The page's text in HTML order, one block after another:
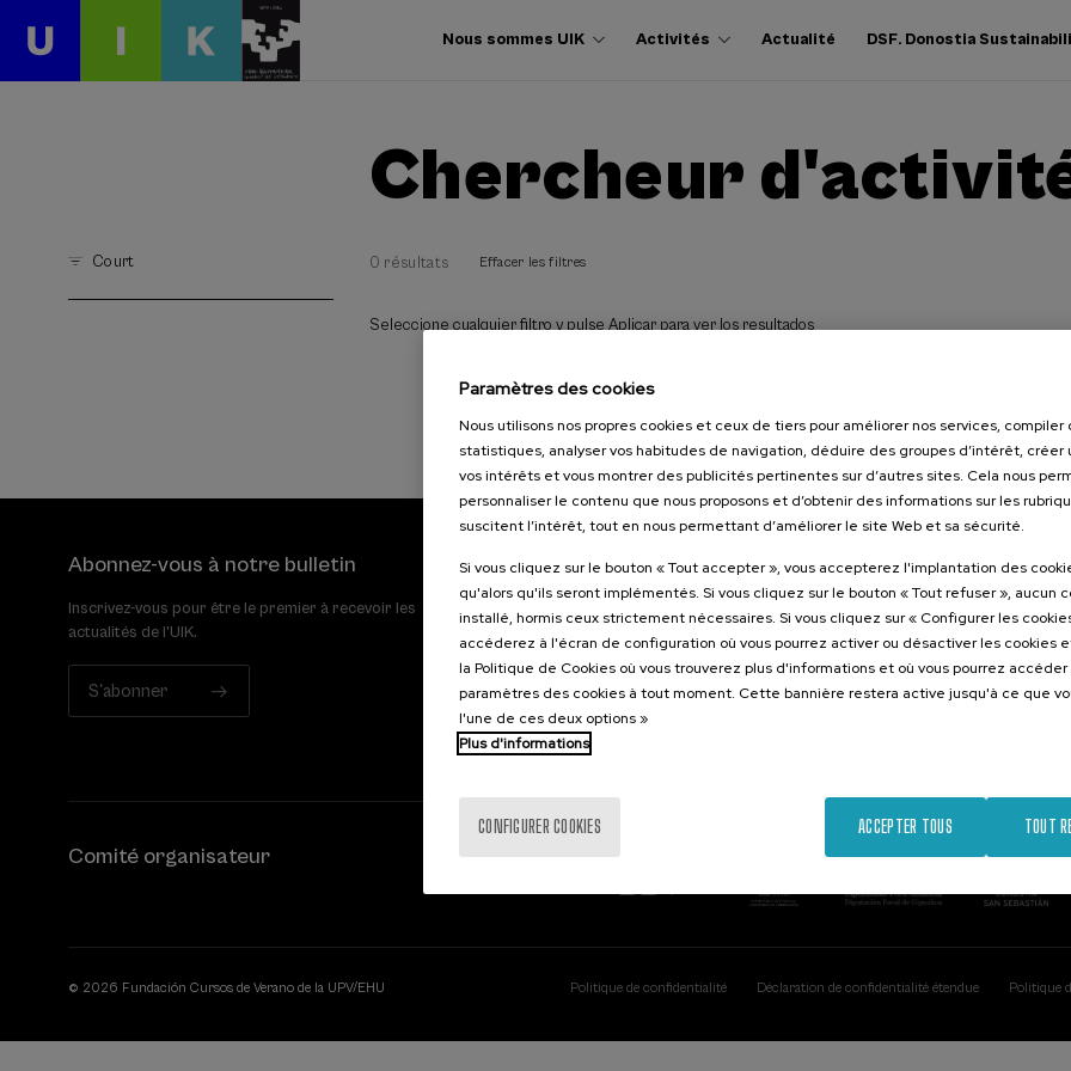
Nous sommes UIK Activités Actualité DSF. Donostia
Chercheur
Court 0 résultats Effacer les filtres
Seleccione cualquier filtro y pulse Aplicar para ver los resultados
Abonnez-vous à notre bulletin
Inscrivez-vous pour être le premier à recevoir les
actualités de l'UIK.
S'abonner
Contact
20007 Donostia / San Sebastián
Contactez-nous!
Activités
Comité organisateur
© 2026 Fundación Cursos de Verano de la UPV/EHU Politique de confidentialité Déclaration de confidentialité étendue Politique
Paramètres des cookies
Nous utilisons nos propres cookies et ceux de tiers pour améliorer nos services, compiler
statistiques, analyser vos habitudes de navigation, déduire des groupes d’intérêt, créer
vos intérêts et vous montrer des publicités pertinentes sur d’autres sites. Cela nous
personnaliser le contenu que nous proposons et d’obtenir des informations sur les
suscitent l’intérêt, tout en nous permettant d’améliorer le site Web et sa sécurité.
Si vous cliquez sur le bouton « Tout accepter », vous accepterez l'implantation des
qu'alors qu'ils seront implémentés. Si vous cliquez sur le bouton « Tout refuser », aucun
installé, hormis ceux strictement nécessaires. Si vous cliquez sur « Configurer les
accéderez à l'écran de configuration où vous pourrez activer ou désactiver les cookies
la Politique de Cookies où vous trouverez plus d'informations et où vous pourrez accéder
paramètres des cookies à tout moment. Cette bannière restera active jusqu'à ce que
l'une de ces deux options »
Plus d'informations
CONFIGURER COOKIES TOUT
ACCEPTER TOUS